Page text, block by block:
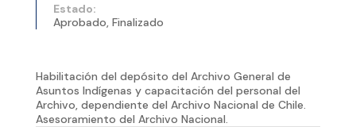
Estado:
Aprobado, Finalizado
Habilitación del depósito del Archivo General de
Asuntos Indígenas y capacitación del personal del
Archivo, dependiente del Archivo Nacional de Chile.
Asesoramiento del Archivo Nacional.